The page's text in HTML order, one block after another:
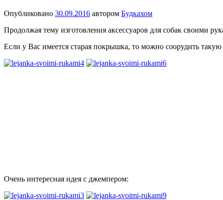
Опубликовано 30.09.2016 автором Будкахом
Продолжая тему изготовления аксессуаров для собак своими
Если у Вас имеется старая покрышка, то можно соорудить
Очень интересная идея с джемпером: